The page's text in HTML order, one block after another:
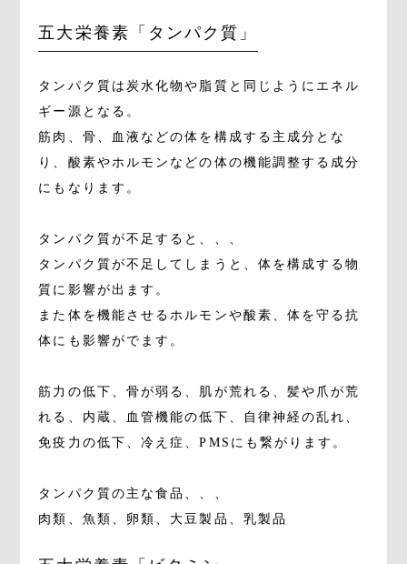
五大栄養素「タンパク質」
タンパク質は炭水化物や脂質と同じようにエネル
ギー源となる。
筋肉、骨、血液などの体を構成する主成分とな
り、酸素やホルモンなどの体の機能調整する成分
にもなります。
タンパク質が不足すると、、、
タンパク質が不足してしまうと、体を構成する物
質に影響が出ます。
また体を機能させるホルモンや酸素、体を守る抗
体にも影響がでます。
筋力の低下、骨が弱る、肌が荒れる、髪や爪が荒
れる、内蔵、血管機能の低下、自律神経の乱れ、
免疫力の低下、冷え症、PMSにも繋がります。
タンパク質の主な食品、、、
肉類、魚類、卵類、大豆製品、乳製品